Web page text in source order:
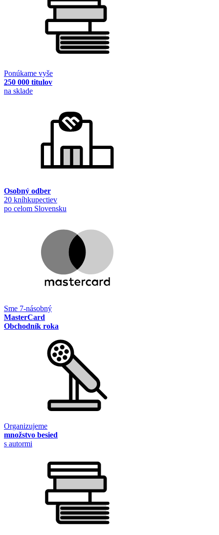
Ponúkame vyše
250 000 titulov
na sklade
Osobný odber
20 kníhkupectiev
po celom Slovensku
Sme 7-násobný
MasterCard
Obchodník roka
Organizujeme
množstvo besied
s autormi